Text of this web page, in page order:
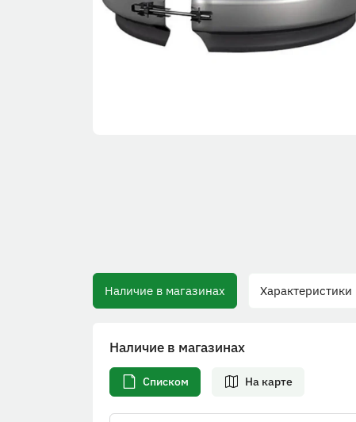
Наличие в магазинах Характеристики
Наличие в магазинах
Списком На карте